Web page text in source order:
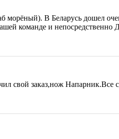
морёный). В Беларусь дошел
команде и непосредственно
свой заказ,нож Напарник.Все